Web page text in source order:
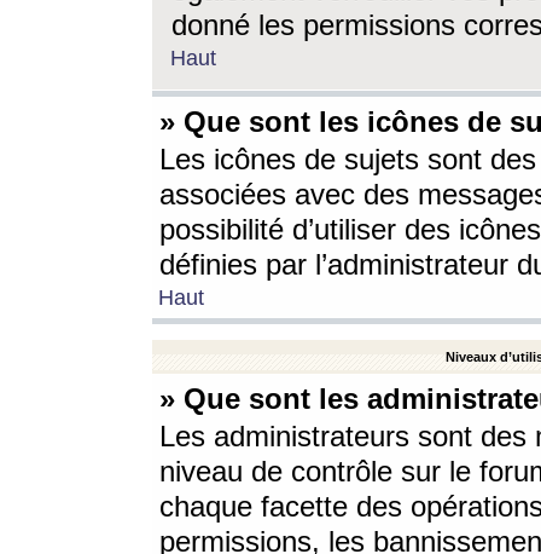
donné les permissions
Haut
» Que sont les icônes de
Les icônes de sujets sont
associées avec des
possibilité d’utiliser des
définies par l’administrateur
Haut
Niveaux
» Que sont les
Les administrateurs sont
niveau de contrôle sur le
chaque facette des
permissions, les